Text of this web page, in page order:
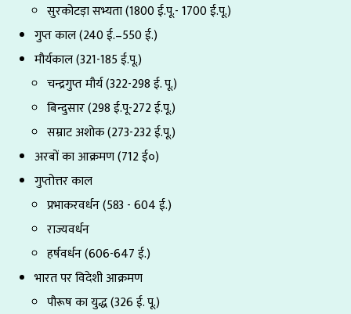
सुरकोटड़ा सभ्यता (1800 ई.पू.- 1700 ई.पू.)
गुप्त काल (240 ई.–550 ई.)
मौर्यकाल (321-185 ई.पू.)
चन्द्रगुप्त मौर्य (322-298 ई. पू.)
बिन्दुसार (298 ई.पू-272 ई.पू.)
सम्राट अशोक (273-232 ई.पू.)
अरबों का आक्रमण (712 ई०)
गुप्तोत्तर काल
प्रभाकरवर्धन (583 - 604 ई.)
राज्यवर्धन
हर्षवर्धन (606-647 ई.)
भारत पर विदेशी आक्रमण
पौरूष का युद्ध (326 ई. पू.)